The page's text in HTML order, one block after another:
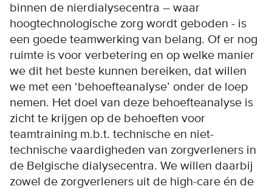
binnen de nierdialysecentra – waar
hoogtechnologische zorg wordt geboden - is
een goede teamwerking van belang. Of er nog
ruimte is voor verbetering en op welke manier
we dit het beste kunnen bereiken, dat willen
we met een ‘behoefteanalyse’ onder de loep
nemen. Het doel van deze behoefteanalyse is
zicht te krijgen op de behoeften voor
teamtraining m.b.t. technische en niet-
technische vaardigheden van zorgverleners in
de Belgische dialysecentra. We willen daarbij
zowel de zorgverleners uit de high-care én de